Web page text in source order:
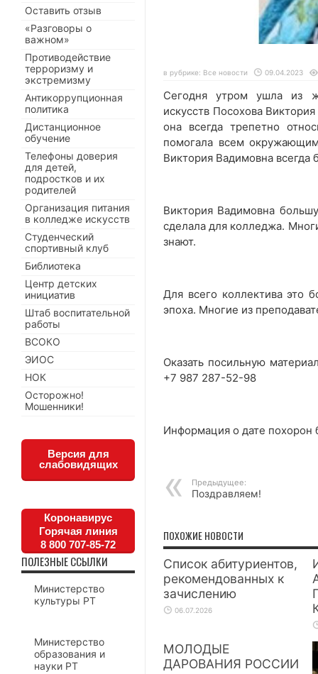
в рубрике: Все новости 09.04.2023
Сегодня утром ушла из
искусств Посохова
она всегда трепетно
помогала всем
Виктория Вадимовна
Виктория Вадимовна
сделала для колледжа.
знают.
Для всего коллектива это
эпоха. Многие из
Оказать посильную
+7 987 287-52-98
Информация о дате похорон
Предыдущее:
Поздравляем!
ПОХОЖИЕ НОВОСТИ
Список абитуриентов,
рекомендованных к
зачислению
06.07.2026
МОЛОДЫЕ
ДАРОВАНИЯ РОССИИ
Оставить отзыв
«Разговоры о
важном»
Противодействие
терроризму и
экстремизму
Антикоррупционная
политика
Дистанционное
обучение
Телефоны доверия
для детей,
подростков и их
родителей
Организация питания
в колледже искусств
Студенческий
спортивный клуб
Библиотека
Центр детских
инициатив
Штаб воспитательной
работы
ВСОКО
ЭИОС
НОК
Осторожно!
Мошенники!
Версия для
слабовидящих
Коронавирус
Горячая линия
8 800 707-85-72
ПОЛЕЗНЫЕ ССЫЛКИ
Министерство
культуры РТ
Министерство
образования и
науки РТ